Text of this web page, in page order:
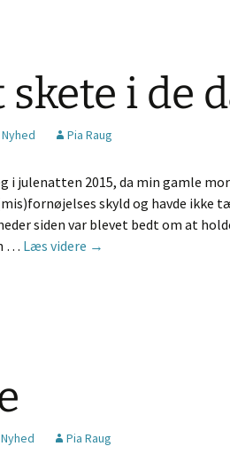
skete i de
Nyhed Pia Raug
i julenatten 2015, da min gamle
skyld og havde ikke
siden var blevet bedt om at
… Læs videre Og det skete i de dage …
→
Nyhed Pia Raug